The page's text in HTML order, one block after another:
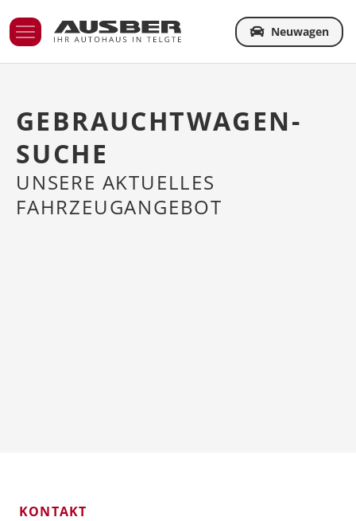
Neuwagen
GEBRAUCHTWAGEN-
SUCHE
UNSERE AKTUELLES
FAHRZEUGANGEBOT
KONTAKT